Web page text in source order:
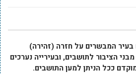
המבשרים על חזרה (זהירה)
הציבור לתושבים, ובעירייה נערכים
ככל הניתן למען התושבים.